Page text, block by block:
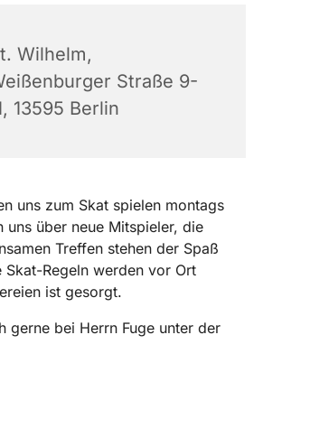
Wilhelm,
Straße 9-
13595 Berlin
uns zum Skat spielen montags
über neue Mitspieler, die
Treffen stehen der Spaß
Regeln werden vor Ort
ist gesorgt.
gerne bei Herrn Fuge unter der